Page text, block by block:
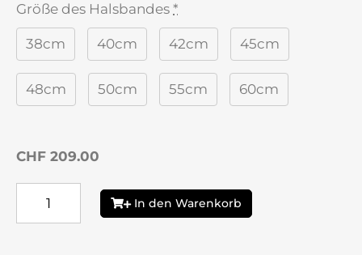
Größe des Halsbandes *
38cm 40cm 42cm 45cm
48cm 50cm 55cm 60cm
CHF 209.00
In den Warenkorb